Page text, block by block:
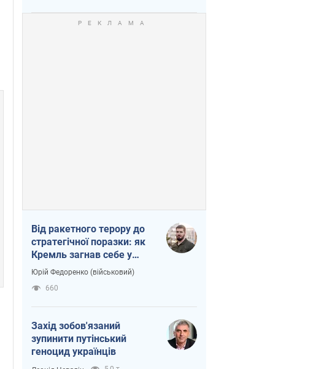
Від ракетного терору до
стратегічної поразки: як
Кремль загнав себе у
пастку
Юрій Федоренко (військовий)
660
Захід зобов'язаний
зупинити путінський
геноцид українців